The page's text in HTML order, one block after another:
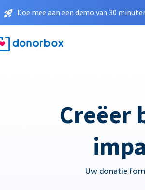
Doe mee aan een demo van 30
Creëer
Uw donatie